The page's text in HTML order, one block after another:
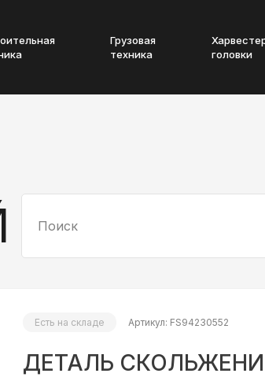
Грузовая
техника
головки
Есть на складе Артикул: FS94230552
ДЕТАЛЬ